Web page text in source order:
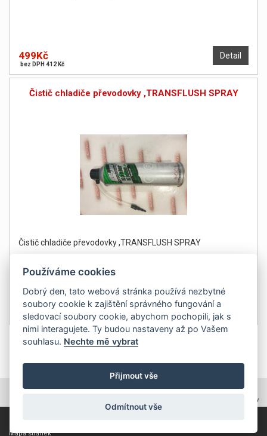
Detail
499Kč
bez DPH 412 Kč
Čistič chladiče převodovky ,TRANSFLUSH SPRAY
Čistič chladiče převodovky ,TRANSFLUSH SPRAY
Detail
499Kč
bez DPH 412 Kč
1
Mapa stránek
TOPWEBY - webhosting, domény, tvorba www
Používáme cookies
Dobrý den, tato webová stránka používá nezbytné
soubory cookie k zajištění správného fungování a
sledovací soubory cookie, abychom pochopili, jak s
nimi interagujete. Ty budou nastaveny až po Vašem
souhlasu. Nechte mě vybrat
Přijmout vše
Odmítnout vše